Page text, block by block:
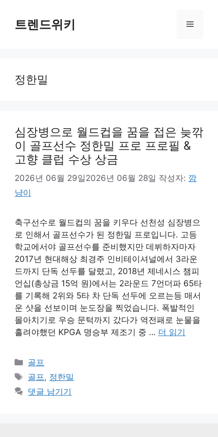
트렌드위키 메
정한밀
심장병으로 월드컵을 꿈을 접은 늦깎
이 골프선수 정한밀 프로 프로필 &
고향 클럽 수상 상금
2026년 06월 29일2026년 06월 28일 작성자: 깜
냥이
축구선수로 월드컵의 꿈을 키우다 선천성 심장병으
로 인해서 골프선수가 된 정한밀 프로입니다. 고등
학교에서야 골프선수를 준비했지만 데뷔하자마자
2017년 현대해상 최경주 인비테이셔널에서 3라운
드까지 단독 선두를 달렸고, 2018년 제네시스 챔피
언십(총상금 15억 원)에서는 2라운드 7언더파 65타
를 기록해 2위와 5타 차 단독 선두에 오르는등 매서
운 샷을 선보이며 눈도장을 찍었습니다. 폭발적인
몰아치기로 우승 문턱까지 갔다가 역전패로 눈물을
흘려야했던 KPGA 명승부 제조기 중 … 더 읽기
카
테
리
골프
태
그
골프 , 정한밀
댓글 남기기